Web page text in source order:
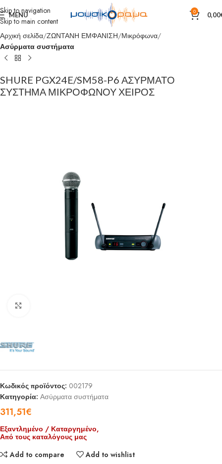
Skip to navigation
Skip to main content
MENU 0 0,00
Αρχική σελίδα ΖΩΝΤΑΝΗ ΕΜΦΑΝΙΣΗ Μικρόφωνα
Ασύρματα συστήματα
SHURE PGX24E/SM58-P6 ΑΣΥΡΜΑΤΟ
ΣΥΣΤΗΜΑ ΜΙΚΡΟΦΩΝΟΥ ΧΕΙΡΟΣ
Κωδικός προϊόντος: 002179
Κατηγορία: Ασύρματα συστήματα
311,51€
Εξαντλημένο / Καταργημένο,
Από τους καταλόγους μας
Add to compare
Add to wishlist